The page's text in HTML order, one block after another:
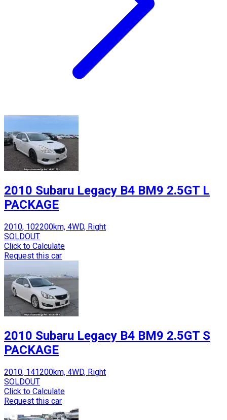
2010 Subaru Legacy B4 BM9 2.5GT L
PACKAGE
2010, 102200km, 4WD, Right
SOLDOUT
Click to Calculate
Request this car
2010 Subaru Legacy B4 BM9 2.5GT S
PACKAGE
2010, 141200km, 4WD, Right
SOLDOUT
Click to Calculate
Request this car